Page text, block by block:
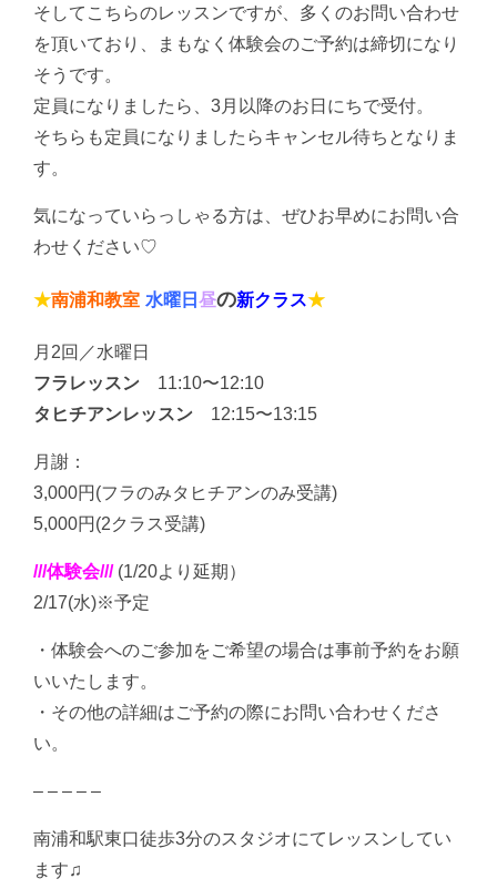
そしてこちらのレッスンですが、多くのお問い合わせ
を頂いており、まもなく体験会のご予約は締切になり
そうです。
定員になりましたら、3月以降のお日にちで受付。
そちらも定員になりましたらキャンセル待ちとなりま
す。
気になっていらっしゃる方は、ぜひお早めにお問い合
わせください♡
★南浦和教室 水曜日 昼の新クラス★
月2回／水曜日
フラレッスン 11:10〜12:10
タヒチアンレッスン 12:15〜13:15
月謝：
3,000円(フラのみタヒチアンのみ受講)
5,000円(2クラス受講)
///体験会///(1/20より延期）
2/17(水)※予定
・体験会へのご参加をご希望の場合は事前予約をお願
いいたします。
・その他の詳細はご予約の際にお問い合わせくださ
い。
– – – – –
南浦和駅東口徒歩3分のスタジオにてレッスンしてい
ます♫